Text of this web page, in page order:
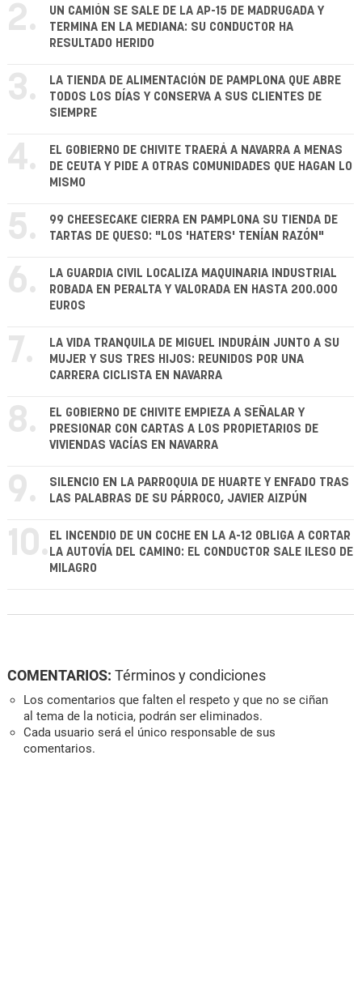
2.
UN CAMIÓN SE SALE DE LA AP-15 DE MADRUGADA Y
TERMINA EN LA MEDIANA: SU CONDUCTOR HA
RESULTADO HERIDO
3.
LA TIENDA DE ALIMENTACIÓN DE PAMPLONA QUE ABRE
TODOS LOS DÍAS Y CONSERVA A SUS CLIENTES DE
SIEMPRE
4.
EL GOBIERNO DE CHIVITE TRAERÁ A NAVARRA A MENAS
DE CEUTA Y PIDE A OTRAS COMUNIDADES QUE HAGAN LO
MISMO
5.
99 CHEESECAKE CIERRA EN PAMPLONA SU TIENDA DE
TARTAS DE QUESO: "LOS 'HATERS' TENÍAN RAZÓN"
6.
LA GUARDIA CIVIL LOCALIZA MAQUINARIA INDUSTRIAL
ROBADA EN PERALTA Y VALORADA EN HASTA 200.000
EUROS
7.
LA VIDA TRANQUILA DE MIGUEL INDURÁIN JUNTO A SU
MUJER Y SUS TRES HIJOS: REUNIDOS POR UNA
CARRERA CICLISTA EN NAVARRA
8.
EL GOBIERNO DE CHIVITE EMPIEZA A SEÑALAR Y
PRESIONAR CON CARTAS A LOS PROPIETARIOS DE
VIVIENDAS VACÍAS EN NAVARRA
9.
SILENCIO EN LA PARROQUIA DE HUARTE Y ENFADO TRAS
LAS PALABRAS DE SU PÁRROCO, JAVIER AIZPÚN
10. EL INCENDIO DE UN COCHE EN LA A-12 OBLIGA A CORTAR
LA AUTOVÍA DEL CAMINO: EL CONDUCTOR SALE ILESO DE
MILAGRO
COMENTARIOS: Términos y condiciones
Los comentarios que falten el respeto y que no se ciñan
al tema de la noticia, podrán ser eliminados.
Cada usuario será el único responsable de sus
comentarios.